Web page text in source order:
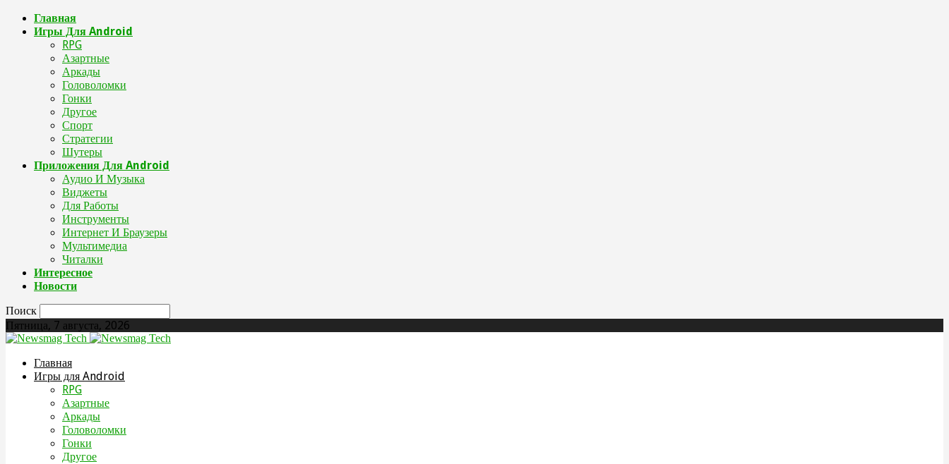
Главная
Игры Для Android
RPG
Азартные
Аркады
Головоломки
Гонки
Другое
Спорт
Стратегии
Шутеры
Приложения Для Android
Аудио И Музыка
Виджеты
Для Работы
Инструменты
Интернет И Браузеры
Мультимедиа
Читалки
Интересное
Новости
Поиск
Пятница, 7 августа, 2026
Главная
Игры для Android
RPG
Азартные
Аркады
Головоломки
Гонки
Другое